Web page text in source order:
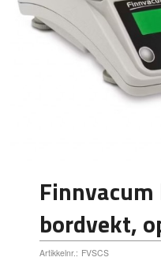
bordvekt,
Artikkelnr.: FVSCS